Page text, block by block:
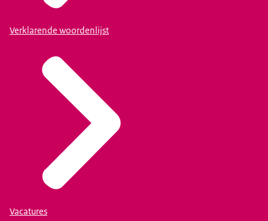
Verklarende woordenlijst
Vacatures